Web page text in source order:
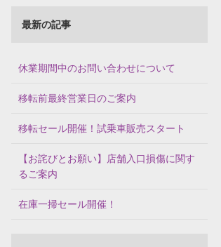
最新の記事
休業期間中のお問い合わせについて
移転前最終営業日のご案内
移転セール開催！試乗車販売スタート
【お詫びとお願い】店舗入口損傷に関す
るご案内
在庫一掃セール開催！